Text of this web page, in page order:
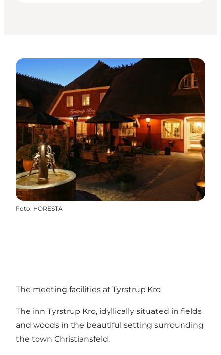
Foto: HORESTA
The meeting facilities at Tyrstrup Kro
The inn Tyrstrup Kro, idyllically situated in fields
and woods in the beautiful setting surrounding
the town Christiansfeld.